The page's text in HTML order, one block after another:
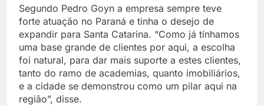
Segundo Pedro Goyn a empresa sempre teve
forte atuação no Paraná e tinha o desejo de
expandir para Santa Catarina. “Como já tínhamos
uma base grande de clientes por aqui, a escolha
foi natural, para dar mais suporte a estes clientes,
tanto do ramo de academias, quanto imobiliários,
e a cidade se demonstrou como um pilar aqui na
região”, disse.